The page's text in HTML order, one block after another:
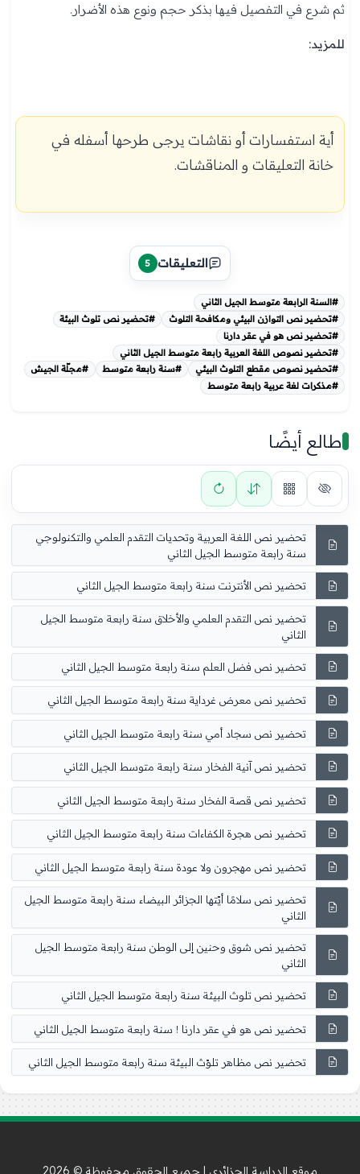
ثم شرع في التفصيل فيها بذكر حجم ونوع هذه الأضرار.
للمزيد:
أية استفسارات أو نقاشات يرجى طرحها أسفله في
خانة التعليقات و المناقشات.
التعليقات 5
#السنة الرابعة متوسط الجيل الثاني
#تحضير نص التوازن البيئي ومكافحة التلوث
#تحضير نص تلوث البيئة
#تحضير نص هو في عقر دارنا
#تحضير نصوص اللغة العربية رابعة متوسط الجيل الثاني
#تحضير نصوص مقطع التلوث البيئي
#سنة رابعة متوسط
#مجلّة الجيش
#مذكرات لغة عربية رابعة متوسط
طالع أيضًا
تحضير نص اللغة العربية وتحديات التقدم العلمي والتكنولوجي
سنة رابعة متوسط الجيل الثاني
تحضير نص الأنترنت سنة رابعة متوسط الجيل الثاني
تحضير نص التقدم العلمي والأخلاق سنة رابعة متوسط الجيل
الثاني
تحضير نص فضل العلم سنة رابعة متوسط الجيل الثاني
تحضير نص معرض غرداية سنة رابعة متوسط الجيل الثاني
تحضير نص سجاد أمي سنة رابعة متوسط الجيل الثاني
تحضير نص آنية الفخار سنة رابعة متوسط الجيل الثاني
تحضير نص قصة الفخار سنة رابعة متوسط الجيل الثاني
تحضير نص هجرة الكفاءات سنة رابعة متوسط الجيل الثاني
تحضير نص مهجرون ولا عودة سنة رابعة متوسط الجيل الثاني
تحضير نص سلامًا أيّتها الجزائر البيضاء سنة رابعة متوسط الجيل
الثاني
تحضير نص شوق وحنين إلى الوطن سنة رابعة متوسط الجيل
الثاني
تحضير نص تلوث البيئة سنة رابعة متوسط الجيل الثاني
تحضير نص هو في عقر دارنا ! سنة رابعة متوسط الجيل الثاني
تحضير نص مظاهر تلوّث البيئة سنة رابعة متوسط الجيل الثاني
موقع الدراسة الجزائري | جميع الحقوق محفوظة © 2026